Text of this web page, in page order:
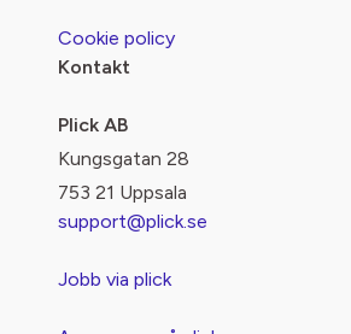
Cookie policy
Kontakt
Plick AB
Kungsgatan 28
753 21 Uppsala
support@plick.se
Jobb via plick